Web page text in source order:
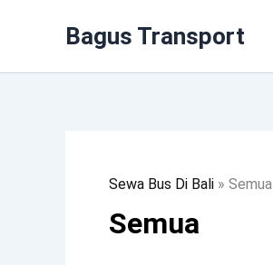
Bagus Transport
Sewa Bus Di Bali » Semua
Semua